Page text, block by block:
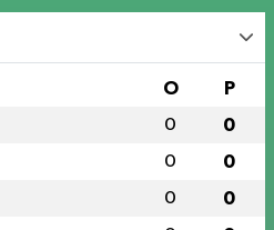
O P
0 0
0 0
0 0